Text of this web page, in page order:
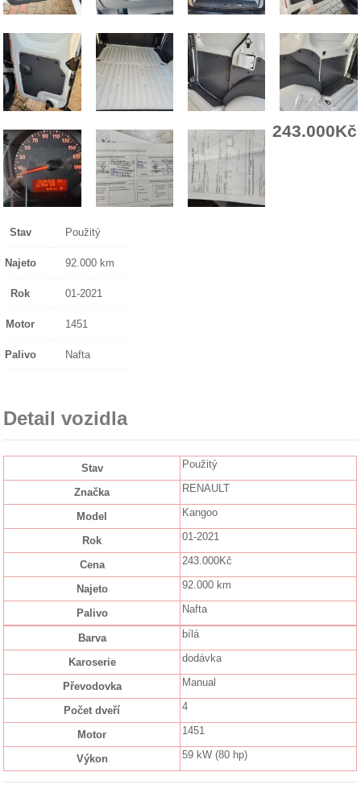
243.000Kč
Stav Použitý
Najeto 92.000 km
Rok 01-2021
Motor 1451
Palivo Nafta
Detail vozidla
Stav Použitý
Značka RENAULT
Model Kangoo
Rok 01-2021
Cena 243.000Kč
Najeto 92.000 km
Palivo Nafta
Barva bílá
Karoserie dodávka
Převodovka Manual
Počet dveří 4
Motor 1451
Výkon 59 kW (80 hp)